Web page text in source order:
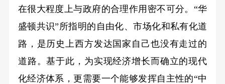
在很大程度上与政府的合理作用密不可分。“华
盛顿共识”所指明的自由化、市场化和私有化道
路，是历史上西方发达国家自己也没有走过的
道路。基于此，为实现经济增长而确立的现代
化经济体系，更需要一个能够发挥自主性的“中